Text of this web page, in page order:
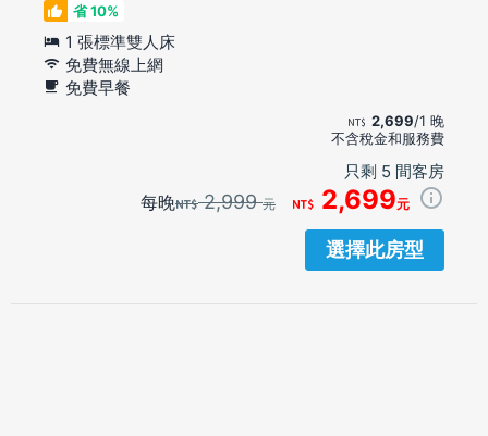
省 10%
1 張標準雙人床
免費無線上網
免費早餐
2,699/1 晚
不含稅金和服務費
只剩 5 間客房
每晚 2,999元 2,699元
選擇此房型